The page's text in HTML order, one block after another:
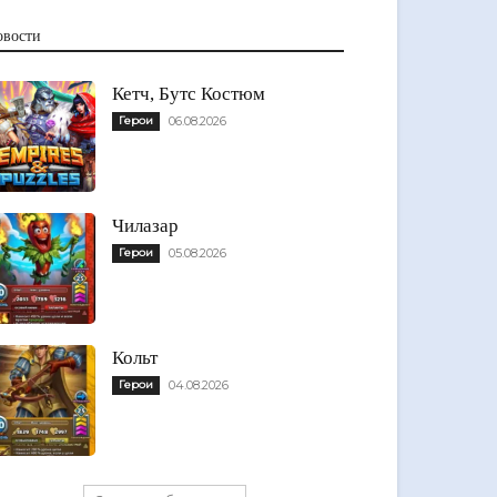
Кетч, Бутс Костюм
Герои 06.08.2026
Чилазар
Герои 05.08.2026
Кольт
Герои 04.08.2026